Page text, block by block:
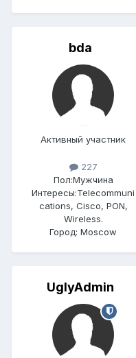
bda
Активный участник
227
Пол:Мужчина
Интересы:Telecommuni
cations, Cisco, PON,
Wireless.
Город: Moscow
UglyAdmin